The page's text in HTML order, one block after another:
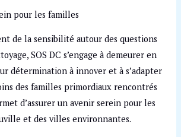
pour les familles
de la sensibilité autour des questions
SOS DC s’engage à demeurer en
détermination à innover et à s’adapter
des familles primordiaux rencontrés
d’assurer un avenir serein pour les
et des villes environnantes.